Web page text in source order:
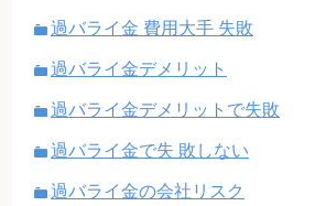
過バライ金 費用大手 失敗
過バライ金デメリット
過バライ金デメリットで失敗
過バライ金で失 敗しない
過バライ金の会社リスク